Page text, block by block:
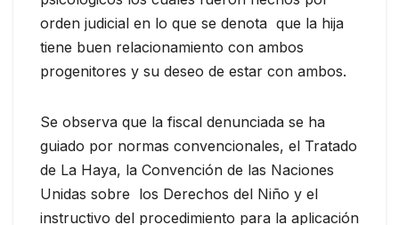
orden judicial en lo que se denota que la hija
tiene buen relacionamiento con ambos
progenitores y su deseo de estar con ambos.
Se observa que la fiscal denunciada se ha
guiado por normas convencionales, el Tratado
de La Haya, la Convención de las Naciones
Unidas sobre los Derechos del Niño y el
instructivo del procedimiento para la aplicación